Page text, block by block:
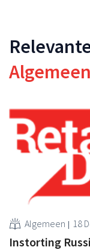
Algemeen
Algemeen 18
Instorting